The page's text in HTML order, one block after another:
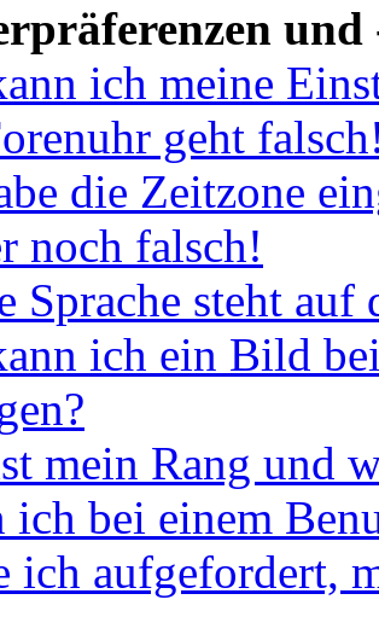
und
ich meine
geht
die Zeitzone
noch falsch!
Sprache steht
ich ein Bild
mein Rang und
ich bei einem
ich aufgefordert,